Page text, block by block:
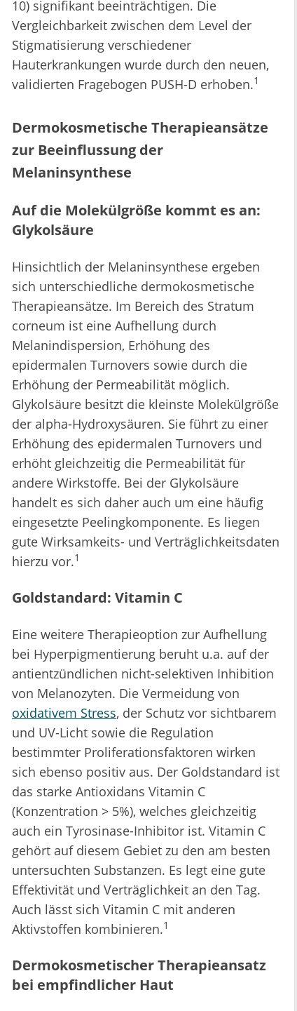
10) signifikant beeinträchtigen. Die
Vergleichbarkeit zwischen dem Level der
Stigmatisierung verschiedener
Hauterkrankungen wurde durch den neuen,
validierten Fragebogen PUSH-D erhoben.1
Dermokosmetische Therapieansätze
zur Beeinflussung der
Melaninsynthese
Auf die Molekülgröße kommt es an:
Glykolsäure
Hinsichtlich der Melaninsynthese ergeben
sich unterschiedliche dermokosmetische
Therapieansätze. Im Bereich des Stratum
corneum ist eine Aufhellung durch
Melanindispersion, Erhöhung des
epidermalen Turnovers sowie durch die
Erhöhung der Permeabilität möglich.
Glykolsäure besitzt die kleinste Molekülgröße
der alpha-Hydroxysäuren. Sie führt zu einer
Erhöhung des epidermalen Turnovers und
erhöht gleichzeitig die Permeabilität für
andere Wirkstoffe. Bei der Glykolsäure
handelt es sich daher auch um eine häufig
eingesetzte Peelingkomponente. Es liegen
gute Wirksamkeits- und Verträglichkeitsdaten
hierzu vor.1
Goldstandard: Vitamin C
Eine weitere Therapieoption zur Aufhellung
bei Hyperpigmentierung beruht u.a. auf der
antientzündlichen nicht-selektiven Inhibition
von Melanozyten. Die Vermeidung von
oxidativem Stress, der Schutz vor sichtbarem
und UV-Licht sowie die Regulation
bestimmter Proliferationsfaktoren wirken
sich ebenso positiv aus. Der Goldstandard ist
das starke Antioxidans Vitamin C
(Konzentration > 5%), welches gleichzeitig
auch ein Tyrosinase-Inhibitor ist. Vitamin C
gehört auf diesem Gebiet zu den am besten
untersuchten Substanzen. Es legt eine gute
Effektivität und Verträglichkeit an den Tag.
Auch lässt sich Vitamin C mit anderen
Aktivstoffen kombinieren.1
Dermokosmetischer Therapieansatz
bei empfindlicher Haut